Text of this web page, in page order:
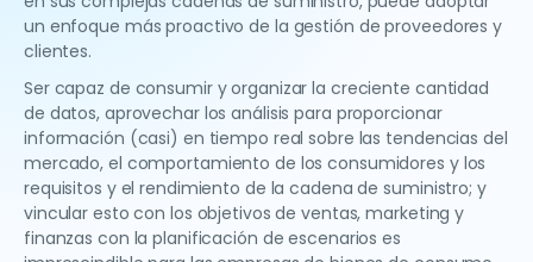
un enfoque más proactivo de la gestión de proveedores y
clientes.
Ser capaz de consumir y organizar la creciente cantidad
de datos, aprovechar los análisis para proporcionar
información (casi) en tiempo real sobre las tendencias del
mercado, el comportamiento de los consumidores y los
requisitos y el rendimiento de la cadena de suministro; y
vincular esto con los objetivos de ventas, marketing y
finanzas con la planificación de escenarios es